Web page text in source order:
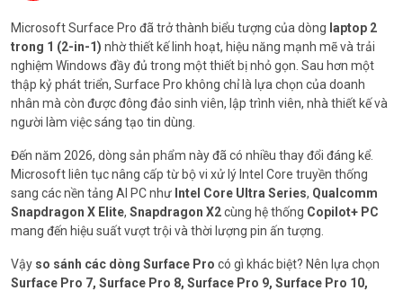
Microsoft Surface Pro đã trở thành biểu tượng của dòng laptop 2
trong 1 (2-in-1) nhờ thiết kế linh hoạt, hiệu năng mạnh mẽ và trải
nghiệm Windows đầy đủ trong một thiết bị nhỏ gọn. Sau hơn một
thập kỷ phát triển, Surface Pro không chỉ là lựa chọn của doanh
nhân mà còn được đông đảo sinh viên, lập trình viên, nhà thiết kế và
người làm việc sáng tạo tin dùng.
Đến năm 2026, dòng sản phẩm này đã có nhiều thay đổi đáng kể.
Microsoft liên tục nâng cấp từ bộ vi xử lý Intel Core truyền thống
sang các nền tảng AI PC như Intel Core Ultra Series, Qualcomm
Snapdragon X Elite, Snapdragon X2cùng hệ thống Copilot+ PC
mang đến hiệu suất vượt trội và thời lượng pin ấn tượng.
Vậy so sánh các dòng Surface Pro có gì khác biệt? Nên lựa chọn
Surface Pro 7, Surface Pro 8, Surface Pro 9, Surface Pro 10,